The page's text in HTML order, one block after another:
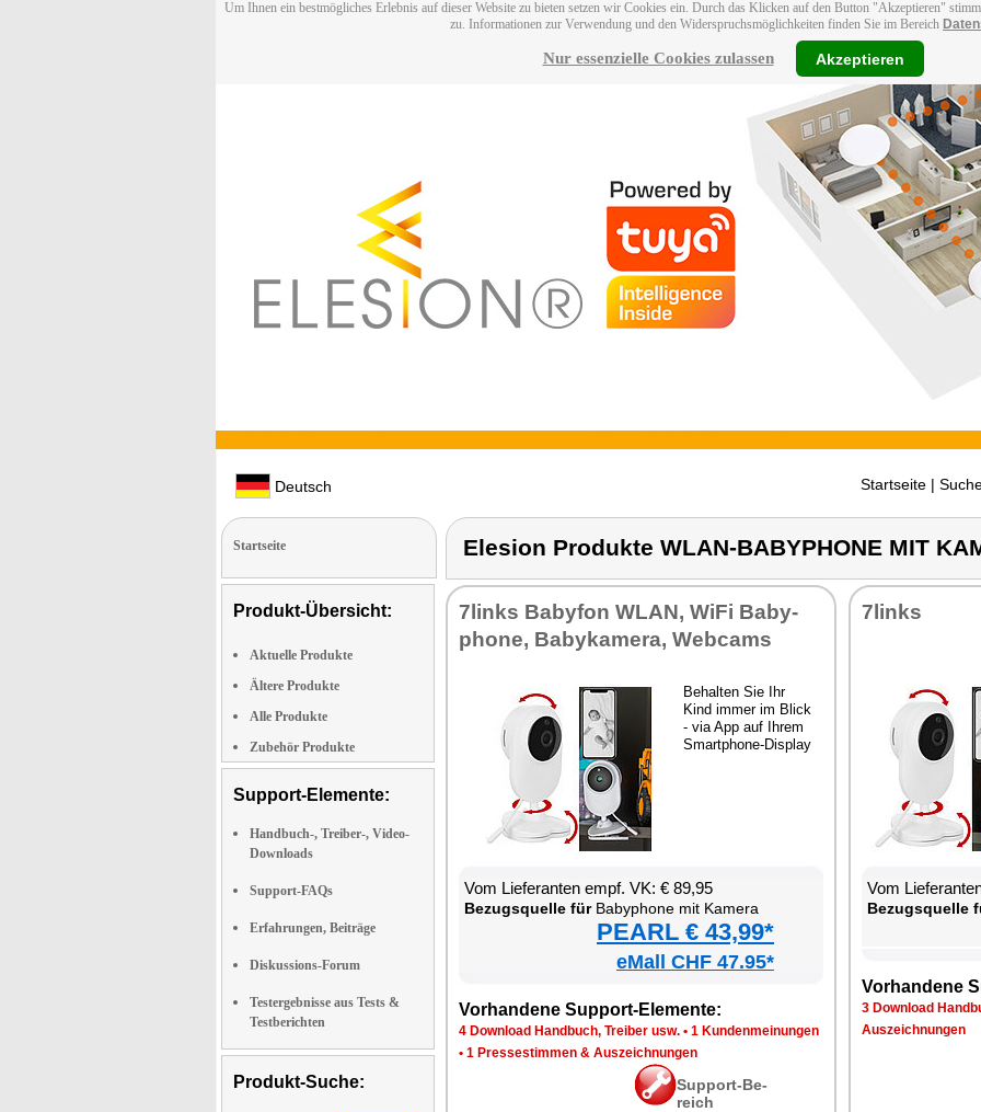
Um Ihnen ein bestmögliches Erlebnis auf dieser Website zu bieten setzen wir Cookies ein. Durch das Klicken auf den Button "Akzeptieren"
zu. Informationen zur Verwendung und den Widerspruchsmöglichkeiten finden Sie im Bereich
Nur essenzielle Cookies zulassen Akzeptieren
Deutsch Startseite |
Startseite
Produkt-Übersicht:
Aktuelle Produkte
Ältere Produkte
Alle Produkte
Zubehör Produkte
Support-Elemente:
Handbuch-, Treiber-, Video-
Downloads
Support-FAQs
Erfahrungen, Beiträge
Diskussions-Forum
Testergebnisse aus Tests &
Testberichten
Produkt-Suche:
Elesion Produkte WLAN-BABYPHONE MIT
7links Ba­by­fon WLAN, Wi­Fi Ba­by­
pho­ne, Ba­by­ka­me­ra, Web­cams
Be­hal­ten Sie Ihr
Kind im­mer im Blick
- via App auf Ih­rem
Smart­pho­ne-Dis­play
Vom Lie­fe­ran­ten empf. VK: € 89,95
Be­zugs­quel­le fürBa­by­pho­ne mit Ka­me­ra
PEARL € 43,99*
eMall CHF 47.95*
Vor­han­de­ne Sup­port-Ele­men­te:
4 Down­load Hand­buch, Trei­ber usw. • 1 Kun­den­mei­nun­gen
• 1 Pres­se­stim­men & Aus­zeich­nun­gen
Sup­port-Be­
reich
7links
Vom
Be­zugs­quel­le
Vor­han­de­ne
3 Down­load
Aus­zeich­nun­gen